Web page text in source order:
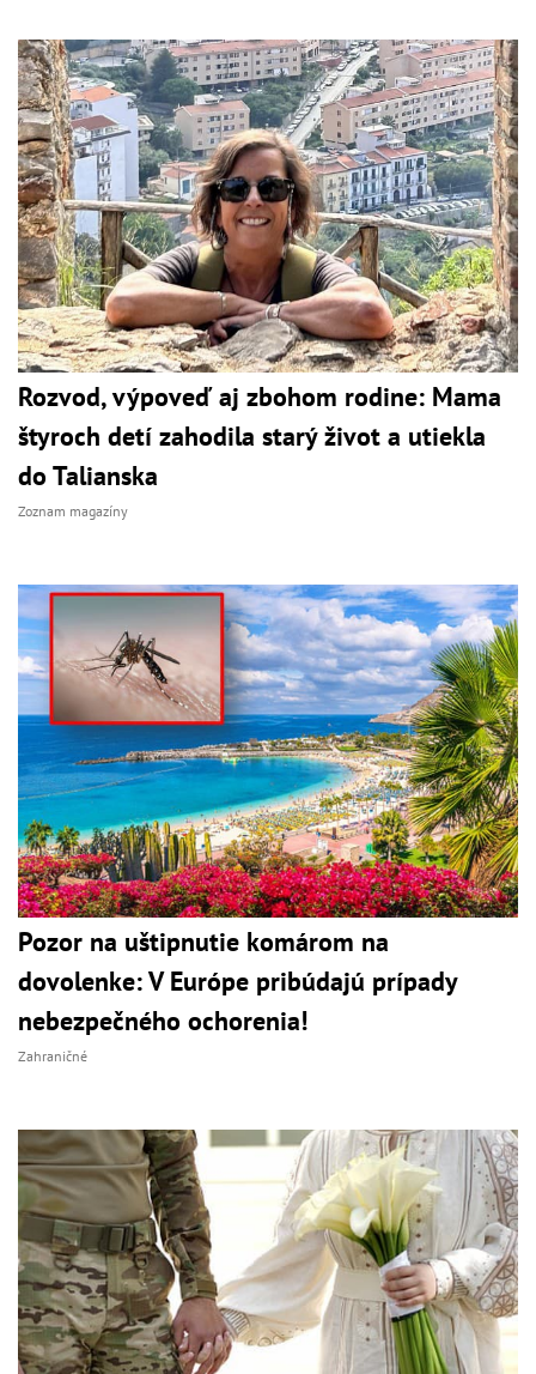
Rozvod, výpoveď aj zbohom rodine: Mama
štyroch detí zahodila starý život a utiekla
do Talianska
Zoznam magazíny
Pozor na uštipnutie komárom na
dovolenke: V Európe pribúdajú prípady
nebezpečného ochorenia!
Zahraničné